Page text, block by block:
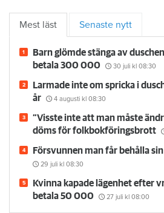
Mest läst Senaste nytt
Barn glömde stänga av
betala 300 000
30 juli kl 08:30
Larmade inte om spricka i
år
4 augusti kl 08:30
”Visste inte att man måste
döms för folkbokföringsbrott
Försvunnen man får behålla
29 juli kl 08:30
Kvinna kapade lägenhet efter
betala 50 000
27 juli kl 08:00